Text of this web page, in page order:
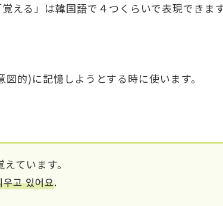
える」は韓国語で４つくらいで表現できます
的)に記憶しようとする時に使います。
ています。
우고 있어요.